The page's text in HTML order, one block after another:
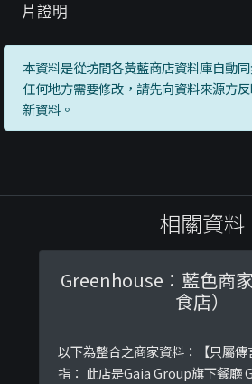
片證明
本資料是從坊間各黃藍商店資料庫自動
任何地方需要修改，請先向資料來源方
新資料。
相關資料
Greenhouse：藍色商
食店）
以下為整合之商家資料：【只屬
指： 此店是Gaia Group旗下餐廳